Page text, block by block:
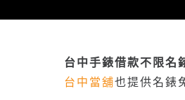
台中手錶借款不限名
台中當舖也提供名錶